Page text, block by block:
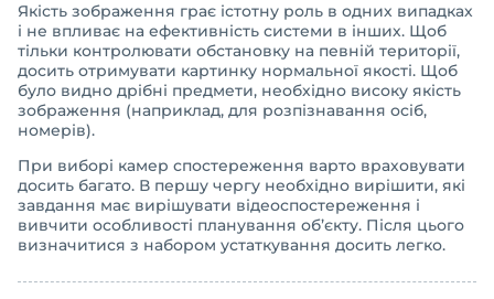
Якість зображення грає істотну роль в одних випадках
і не впливає на ефективність системи в інших. Щоб
тільки контролювати обстановку на певній території,
досить отримувати картинку нормальної якості. Щоб
було видно дрібні предмети, необхідно високу якість
зображення (наприклад, для розпізнавання осіб,
номерів).
При виборі камер спостереження варто враховувати
досить багато. В першу чергу необхідно вирішити, які
завдання має вирішувати відеоспостереження і
вивчити особливості планування об’єкту. Після цього
визначитися з набором устаткування досить легко.